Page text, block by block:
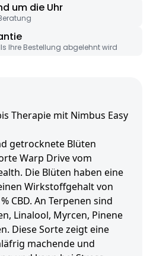
um die Uhr
Ihre Bestellung abgelehnt wird
Therapie mit Nimbus Easy
getrocknete Blüten
Warp Drive vom
Die Blüten haben eine
Wirkstoffgehalt von
CBD. An Terpenen sind
Linalool, Myrcen, Pinene
Diese Sorte zeigt eine
machende und